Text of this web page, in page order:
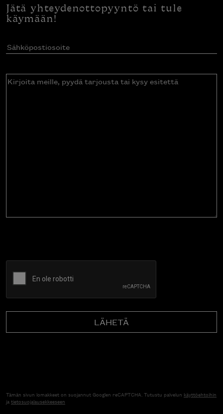
Jätä yhteydenottopyyntö tai tule
käymään!
Sähköpostiosoite(Pakollinen)
Kirjoita
Tämän sivun lomakkeet on suojannut Googlen reCAPTCHA. Tutustu palvelun käyttöehtoihin
jatietosuojalausekkeeseen